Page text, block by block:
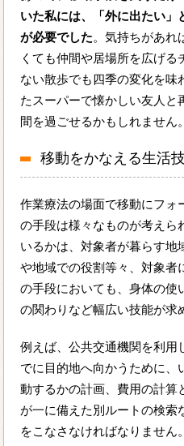
いた私には、「外に出たい
が必要でした。気持ちがあれ
くても仲間や居場所を広げ
ない散歩でも四季の変化を味
たスーパーで懐かしい友人と
間を過ごせるかもしれません。
移動をかなえる生活
作業療法の場面で移動にフォ
の手段は様々なものが考えら
いるかは、対象者が暮らす地
や地域での役割等々、対象者
の手段においても、身体の使
の関わりなど幅広い技能が求
例えば、公共交通機関を利用
でに目的地へ向かうために、
動するかの計画、費用の計算
が一に備えた別ルートの検索
をこなさなければなりません